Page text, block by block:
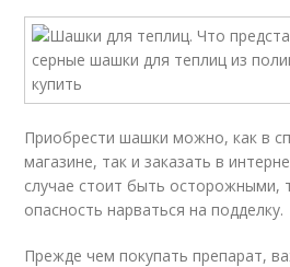
Приобрести шашки можно, как в
магазине, так и заказать в
случае стоит быть осторожными,
опасность нарваться на подделку.
Прежде чем покупать препарат,